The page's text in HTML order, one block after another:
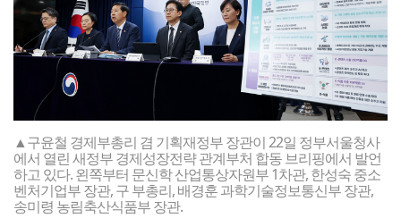
▲구윤철 경제부총리 겸 기획재정부 장관이 22일 정부서울청사
에서 열린 새정부 경제성장전략 관계부처 합동 브리핑에서 발언
하고 있다. 왼쪽부터 문신학 산업통상자원부 1차관, 한성숙 중소
벤처기업부 장관, 구 부총리, 배경훈 과학기술정보통신부 장관,
송미령 농림축산식품부 장관.